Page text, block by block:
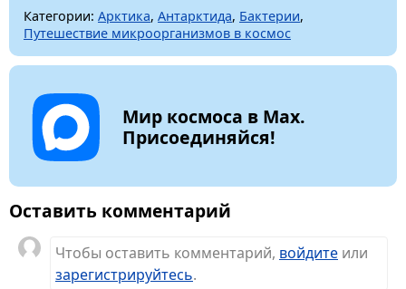
Категории: Арктика, Антарктида, Бактерии,
Путешествие микроорганизмов в космос
Мир космоса в Max.
Присоединяйся!
Оставить комментарий
Чтобы оставить комментарий, войдите или
зарегистрируйтесь.